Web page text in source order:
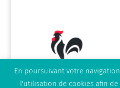
En poursuivant votre
l'utilisation de cookies afin